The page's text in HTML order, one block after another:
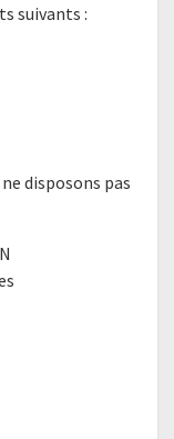
suivants :
disposons pas